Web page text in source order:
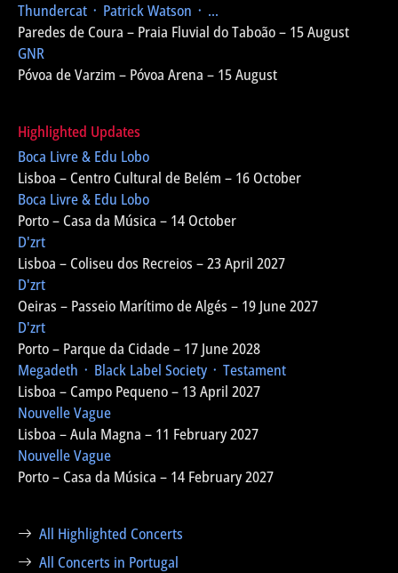
Thundercat ᛫ Patrick Watson ᛫ ...
Paredes de Coura – Praia Fluvial do Taboão – 15 August
GNR
Póvoa de Varzim – Póvoa Arena – 15 August
Highlighted Updates
Boca Livre & Edu Lobo
Lisboa – Centro Cultural de Belém – 16 October
Boca Livre & Edu Lobo
Porto – Casa da Música – 14 October
D'zrt
Lisboa – Coliseu dos Recreios – 23 April 2027
D'zrt
Oeiras – Passeio Marítimo de Algés – 19 June 2027
D'zrt
Porto – Parque da Cidade – 17 June 2028
Megadeth ᛫ Black Label Society ᛫ Testament
Lisboa – Campo Pequeno – 13 April 2027
Nouvelle Vague
Lisboa – Aula Magna – 11 February 2027
Nouvelle Vague
Porto – Casa da Música – 14 February 2027
All Highlighted Concerts
All Concerts in Portugal